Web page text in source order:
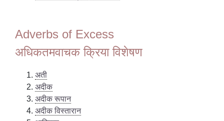
Adverbs of Excess
अधिकतमवाचक क्रिया विशेषण
अती
अदीक
अदीक रूपान
अदीक विस्तारान